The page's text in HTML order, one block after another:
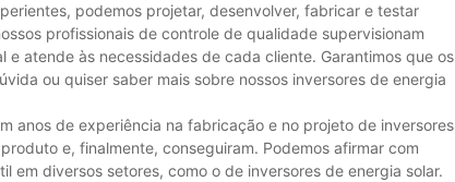
podemos projetar, desenvolver, fabricar e testar
profissionais de controle de qualidade supervisionam
atende às necessidades de cada cliente. Garantimos que os
ou quiser saber mais sobre nossos inversores de energia
anos de experiência na fabricação e no projeto de inversores
e, finalmente, conseguiram. Podemos afirmar com
diversos setores, como o de inversores de energia solar.